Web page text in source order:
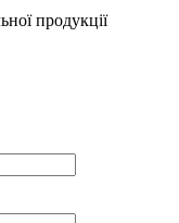
продукції